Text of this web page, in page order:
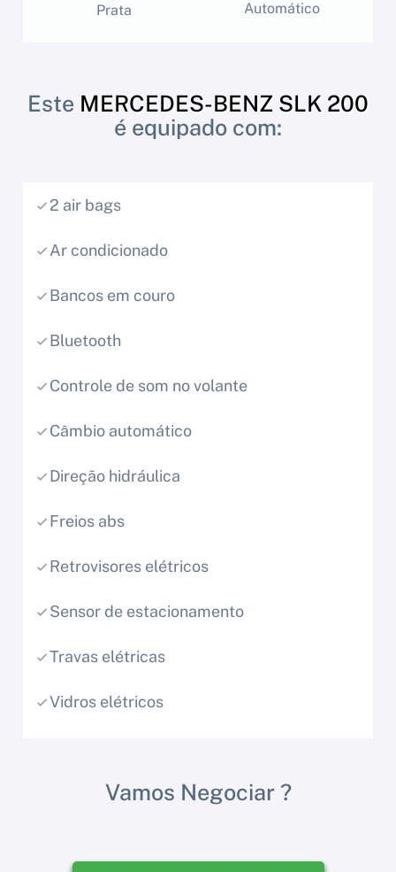
Prata Automático
Este MERCEDES-BENZ SLK 200
é equipado com:
2 air bags
Ar condicionado
Bancos em couro
Bluetooth
Controle de som no volante
Câmbio automático
Direção hidráulica
Freios abs
Retrovisores elétricos
Sensor de estacionamento
Travas elétricas
Vidros elétricos
Vamos Negociar ?